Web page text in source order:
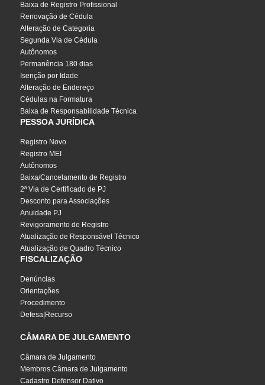
Baixa de Registro Profissional
Renovação de Cédula
Alteração de Categoria
Segunda Via de Cédula
Autônomos
Permanência 180 dias
Isenção por Idade
Alteração de Endereço
Cédulas na Formatura
Baixa de Responsabilidade Técnica
PESSOA JURÍDICA
Registro Novo
Registro MEI
Autônomos
Baixa/Cancelamento de Registro
2ª Via de Certificado de PJ
Desconto para Associações
Anuidade PJ
Revigoramento de Registro
Atualização de Responsável Técnico
Atualização de Quadro Técnico
FISCALIZAÇÃO
Denúncias
Orientações
Procedimento
Defesa|Recurso
CÂMARA DE JULGAMENTO
Câmara de Julgamento
Membros Câmara de Julgamento
Cadastro Defensor Dativo